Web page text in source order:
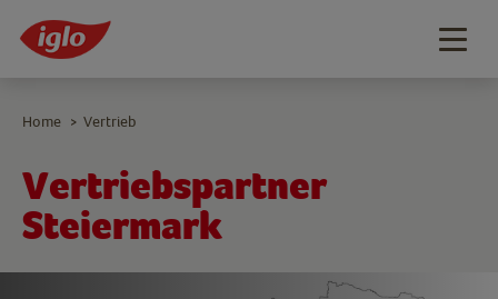
Vertriebspartner
Steiermark
Home > Vertrieb